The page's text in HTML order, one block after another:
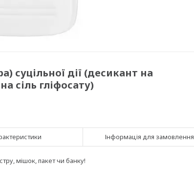
суцільної дії (десикант на
сіль гліфосату)
Інформація для замовлення
мішок, пакет чи банку!